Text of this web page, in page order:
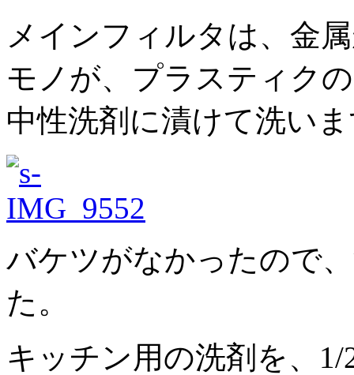
メインフィルタは、金
モノが、プラスティク
中性洗剤に漬けて洗い
バケツがなかったので
た。
キッチン用の洗剤を、